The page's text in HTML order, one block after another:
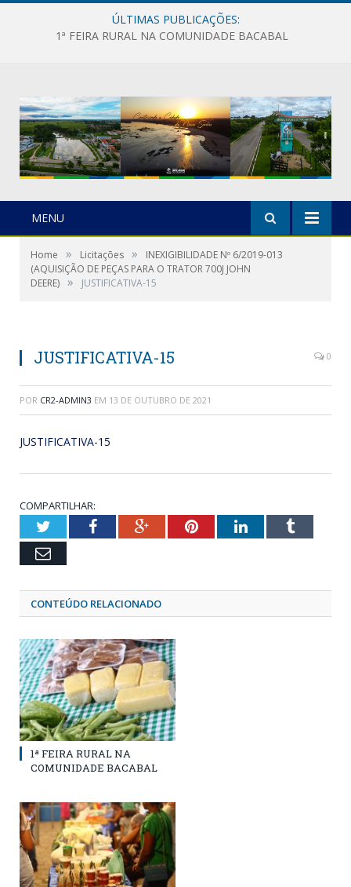
ÚLTIMAS PUBLICAÇÕES:
1ª FEIRA RURAL NA COMUNIDADE BACABAL
MENU
Home » Licitações »
INEXIGIBILIDADE Nº 6/2019-013
(AQUISIÇÃO DE PEÇAS PARA O TRATOR 700J JOHN
DEERE) » JUSTIFICATIVA-15
JUSTIFICATIVA-15 0
POR CR2-ADMIN3 EM 13 DE OUTUBRO DE 2021
JUSTIFICATIVA-15
COMPARTILHAR:
TwitterFacebookGoogle+PinterestLinkedInTumblr
Email
CONTEÚDO RELACIONADO
1ª FEIRA RURAL NA
COMUNIDADE BACABAL